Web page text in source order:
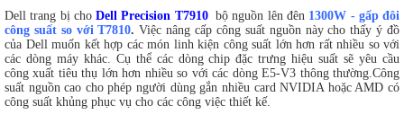
Dell trang bị cho Dell Precision T7910bộ nguồn lên đên 1300W - gấp đôi
công suất so với T7810.Việc nâng cấp công suất nguồn này cho thấy ý đồ
của Dell muốn kết hợp các món linh kiện công suất lớn hơn rất nhiều so với
các dòng máy khác. Cụ thể các dòng chip đặc trưng hiệu suất sẽ yêu cầu
công xuất tiêu thụ lớn hơn nhiều so với các dòng E5-V3 thông thường.Công
suất nguồn cao cho phép người dùng gắn nhiều card NVIDIA hoặc AMD có
công suất khủng phục vụ cho các công việc thiết kế.